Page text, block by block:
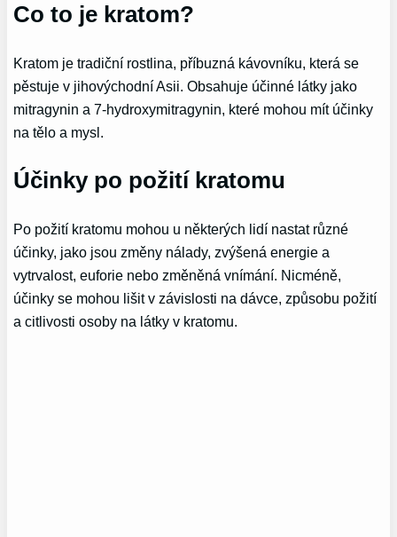
Co to je kratom?
Kratom je tradiční rostlina, příbuzná kávovníku, která se
pěstuje v jihovýchodní Asii. Obsahuje účinné látky jako
mitragynin a 7-hydroxymitragynin, které mohou mít účinky
na tělo a mysl.
Účinky po požití kratomu
Po požití kratomu mohou u některých lidí nastat různé
účinky, jako jsou změny nálady, zvýšená energie a
vytrvalost, euforie nebo změněná vnímání. Nicméně,
účinky se mohou lišit v závislosti na dávce, způsobu požití
a citlivosti osoby na látky v kratomu.